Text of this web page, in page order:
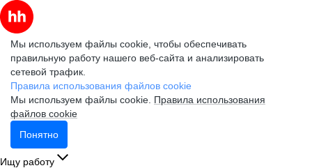
Мы используем файлы cookie, чтобы обеспечивать
правильную работу нашего веб-сайта и анализировать
сетевой трафик.
Правила использования файлов cookie
Мы используем файлы cookie. Правила использования
файлов cookie
Понятно
Ищу работу